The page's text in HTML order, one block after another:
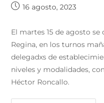
16 agosto, 2023
El martes 15 de agosto
Regina, en los turnos
delegadxs de
niveles y modalidades,
Héctor Roncallo.